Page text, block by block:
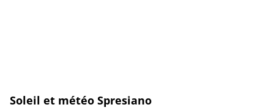
Soleil et météo Spresiano